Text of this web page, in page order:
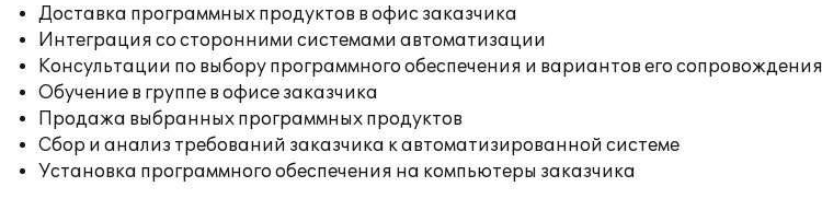
Доставка программных продуктов в офис заказчика
Интеграция со сторонними системами автоматизации
Консультации по выбору программного обеспечения и вариантов его сопровождения
Обучение в группе в офисе заказчика
Продажа выбранных программных продуктов
Сбор и анализ требований заказчика к автоматизированной системе
Установка программного обеспечения на компьютеры заказчика